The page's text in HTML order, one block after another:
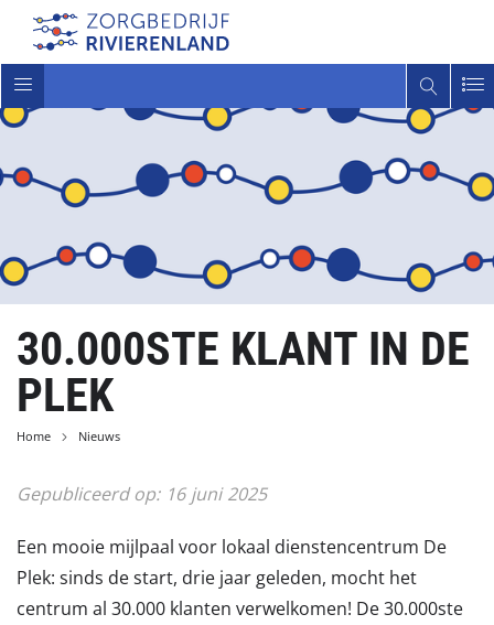
Toggle
navigatie
30.000STE KLANT IN DE
PLEK
Home Nieuws
Gepubliceerd op: 16 juni 2025
Een mooie mijlpaal voor lokaal dienstencentrum De
Plek: sinds de start, drie jaar geleden, mocht het
centrum al 30.000 klanten verwelkomen! De 30.000ste